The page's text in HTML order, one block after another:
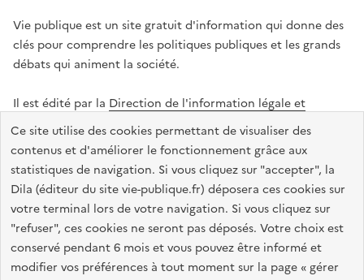
Ce site utilise des cookies permettant de visualiser des
contenus et d'améliorer le fonctionnement grâce aux
statistiques de navigation. Si vous cliquez sur "accepter", la
Dila (éditeur du site vie-publique.fr) déposera ces cookies sur
votre terminal lors de votre navigation. Si vous cliquez sur
"refuser", ces cookies ne seront pas déposés. Votre choix est
conservé pendant 6 mois et vous pouvez être informé et
modifier vos préférences à tout moment sur la page « gérer
Vie publique est un site gratuit d'information qui donne des
clés pour comprendre les politiques publiques et les grands
débats qui animent la société.
Il est édité par la Direction de l'information légale et
administrative
legifrance.gouv.fr info.gouv.fr
data.gouv.fr
service-public.gouv.fr
Accessibilité : totalement conforme Données personnelles